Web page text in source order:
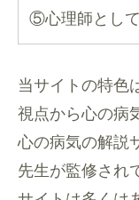
⑤心理師とし
当サイトの特色
視点から心の病
心の病気の解説
先生が監修され